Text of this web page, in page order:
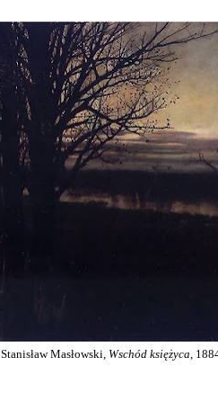
Stanisław Masłowski, Wschód księżyca ,